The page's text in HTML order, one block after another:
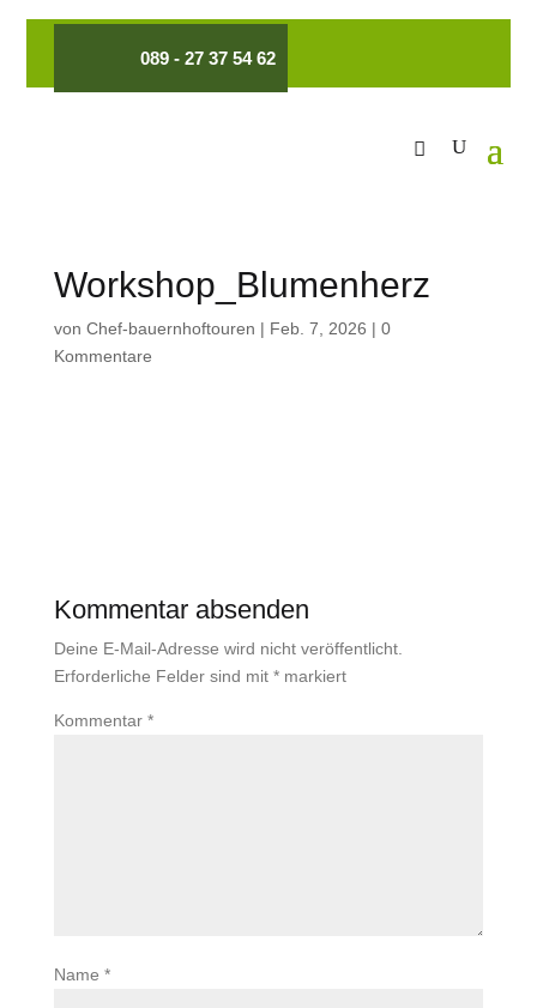
089 - 27 37 54 62
Workshop_Blumenherz
von Chef-bauernhoftouren | Feb. 7, 2026 | 0
Kommentare
Kommentar absenden
Deine E-Mail-Adresse wird nicht veröffentlicht.
Erforderliche Felder sind mit *markiert
Kommentar *
Name *